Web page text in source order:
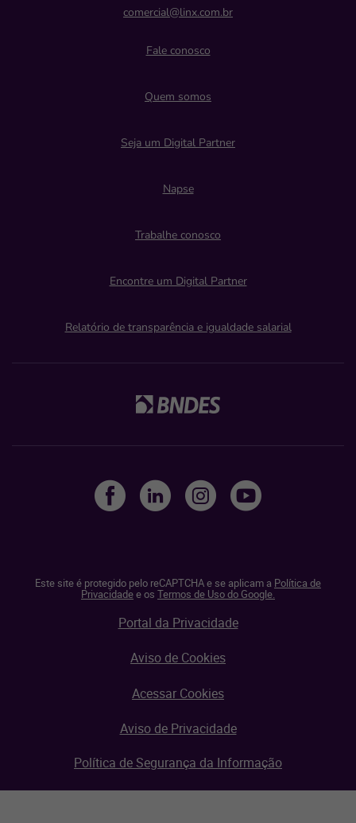
comercial@linx.com.br
Fale conosco
Quem somos
Seja um Digital Partner
Napse
Trabalhe conosco
Encontre um Digital Partner
Relatório de transparência e igualdade salarial
Este site é protegido pelo reCAPTCHA e se aplicam a Política de
Privacidadee os Termos de Uso do Google.
Portal da Privacidade
Aviso de Cookies
Acessar Cookies
Aviso de Privacidade
Política de Segurança da Informação